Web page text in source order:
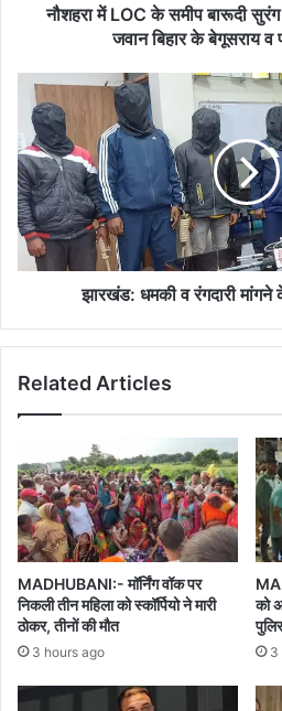
जवान
बिहार
बेगूसराय
व
पंजाब
का
निवासी
नौशहरा में LOC के समीप बारूदी
जवान बिहार के बेगूसराय व
झारखंड:
धमकी
रंगदारी
मांगने
के
मामले
5
झारखंड: धमकी व रंगदारी मांगने
Related Articles
MADHUBANI:- मॉर्निंग वॉक पर
निकली तीन महिला को स्कॉर्पियो ने मारी
ठोकर, तीनों की मौत
3 hours ago
को
3